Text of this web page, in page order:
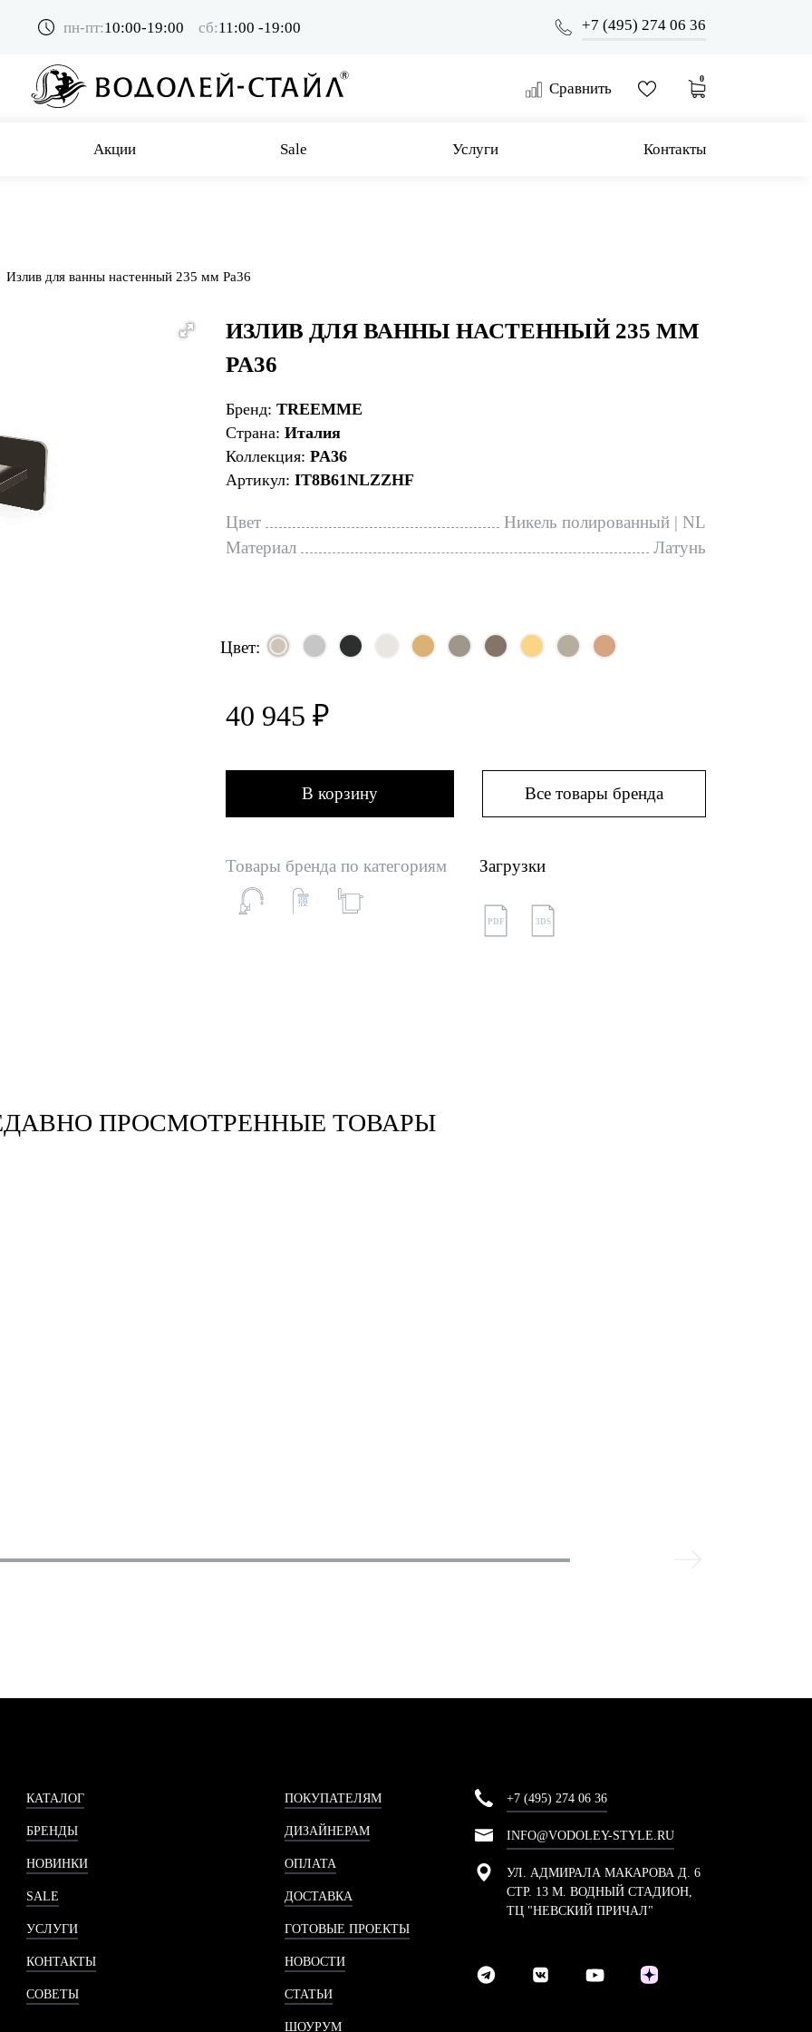
пн-пт:10:00-19:00 сб:11:00 -19:00 +7 (495) 274 06 36
Сравнить
0
Акции Sale Услуги Контакты
Излив для ванны настенный 235 мм Pa36
ИЗЛИВ ДЛЯ ВАННЫ НАСТЕННЫЙ 235 ММ
PA36
Бренд: TREEMME
Страна: Италия
Коллекция: PA36
Артикул: IT8B61NLZZHF
Цвет
Никель полированный | NL
Материал
Латунь
Цвет:
40 945 ₽
В корзину Все товары бренда
Товары бренда по категориям Загрузки
PDF 3DS
ПРОСМОТРЕННЫЕ ТОВАРЫ
КАТАЛОГ
БРЕНДЫ
НОВИНКИ
SALE
УСЛУГИ
КОНТАКТЫ
СОВЕТЫ
ПОКУПАТЕЛЯМ
ДИЗАЙНЕРАМ
ОПЛАТА
ДОСТАВКА
ГОТОВЫЕ ПРОЕКТЫ
НОВОСТИ
СТАТЬИ
ШОУРУМ
+7 (495) 274 06 36
INFO@VODOLEY-STYLE.RU
УЛ. АДМИРАЛА МАКАРОВА Д. 6
СТР. 13 М. ВОДНЫЙ СТАДИОН,
ТЦ "НЕВСКИЙ ПРИЧАЛ"